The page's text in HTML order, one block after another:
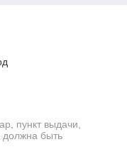
пункт выдачи,
должна быть